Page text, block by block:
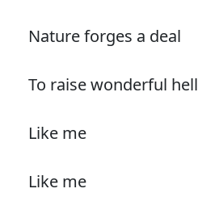
Nature forges a deal
To raise wonderful hell
Like me
Like me